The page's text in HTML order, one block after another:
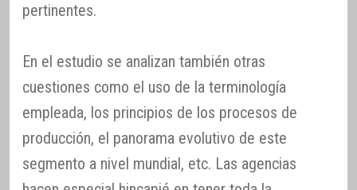
pertinentes.
En el estudio se analizan también otras
cuestiones como el uso de la terminología
empleada, los principios de los procesos de
producción, el panorama evolutivo de este
segmento a nivel mundial, etc. Las agencias